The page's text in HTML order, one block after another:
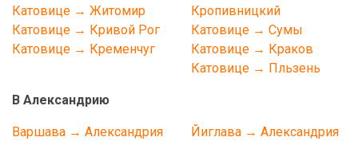
Катовице → Житомир
Катовице → Кривой Рог
Катовице → Кременчуг
Кропивницкий
Катовице → Сумы
Катовице → Краков
Катовице → Пльзень
В Александрию
Варшава → Александрия
Йиглава → Александрия